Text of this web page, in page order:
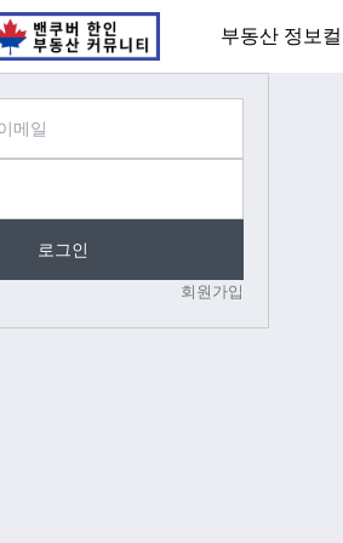
부동산 정보
로그인
회원가입